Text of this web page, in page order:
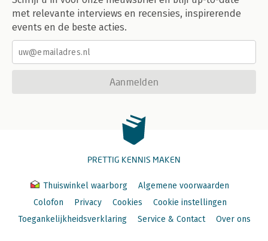
met relevante interviews en recensies, inspirerende
events en de beste acties.
Aanmelden
PRETTIG KENNIS MAKEN
Thuiswinkel waarborg
Algemene voorwaarden
Colofon
Privacy Cookies
Cookie instellingen
Toegankelijkheidsverklaring
Service & Contact Over ons